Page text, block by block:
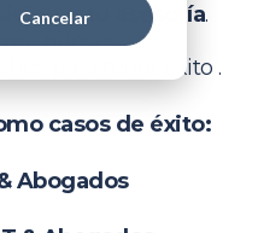
Cancelartu asesoría.
nuevas
para tener éxito .
casos de éxito:
Abogados